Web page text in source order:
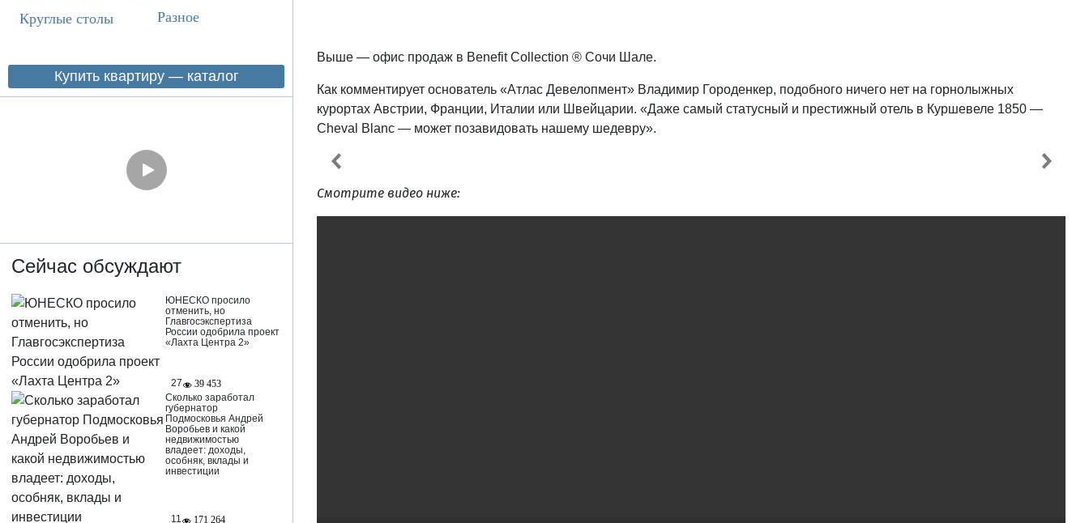
Круглые столы
Разное
Купить квартиру — каталог
Сейчас обсуждают
ЮНЕСКО просило
отменить, но
Главгосэкспертиза
России одобрила проект
«Лахта Центра 2»
27
39 453
Сколько заработал
губернатор
Подмосковья Андрей
Воробьев и какой
недвижимостью
владеет: доходы,
особняк, вклады и
инвестиции
11
171 264
Выше — офис продаж в Benefit Collection ® Сочи Шале.
Как комментирует основатель «Атлас Девелопмент» Владимир Городенкер, подобного ничего нет на горнолыжных
курортах Австрии, Франции, Италии или Швейцарии. «Даже самый статусный и престижный отель в Куршевеле 1850 —
Cheval Blanc — может позавидовать нашему шедевру».
Смотрите видео ниже: